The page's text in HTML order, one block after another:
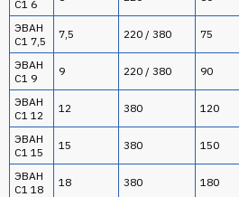
С1 6
ЭВАН
С1 7,5
7,5 220 / 380 75
ЭВАН
С1 9
9 220 / 380 90
ЭВАН
С1 12
12 380 120
ЭВАН
С1 15
15 380 150
ЭВАН
С1 18
18 380 180